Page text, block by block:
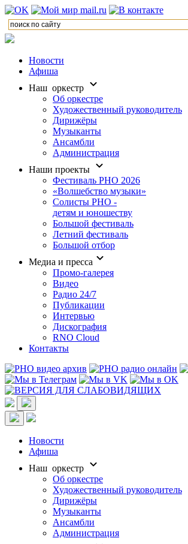
Новости
Афиша
Наш оркестр
Об оркестре
Художественный руководитель
Дирижёры
Музыканты
Ансамбли
Администрация
Наши проекты
Фестиваль РНО 2026
«Волшебство музыки»
Солисты РНО -
детям и юношеству
Большой фестиваль
Летний фестиваль
Большой отбор
Медиа и пресса
Промо-галерея
Видео
Радио 24/7
Публикации
Интервью
Дискография
RNO Cloud
Контакты
Новости
Афиша
Наш оркестр
Об оркестре
Художественный руководитель
Дирижёры
Музыканты
Ансамбли
Администрация